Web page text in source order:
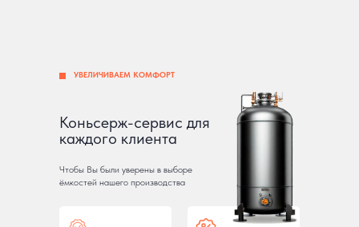
Коньсерж-сервис для
каждого клиента
Чтобы Вы были уверены в выборе
ёмкостей нашего производства
УВЕЛИЧИВАЕМ КОМФОРТ